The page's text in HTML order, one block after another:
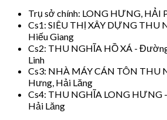
Trụ sở chính: LONG HƯNG, HẢI
Cs1: SIÊU THỊ XÂY DỰNG THU
Hiếu Giang
Cs2: THU NGHĨA HỒ XÁ -
Linh
Cs3: NHÀ MÁY CÁN TÔN THU
Hưng, Hải Lăng
Cs4: THU NGHĨA LONG HƯNG
Hải Lăng